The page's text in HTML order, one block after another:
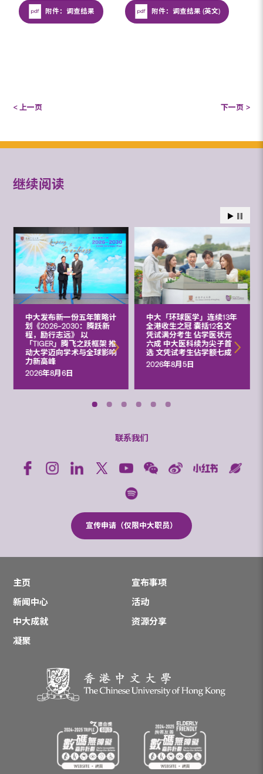
附件：调查结果 附件：调查结果 (英文)
< 上一页 下一页 >
继续阅读
中大发布新一份五年策略计
划《2026‒2030：腾跃新
程，励行志远》 以
「TIGER」腾飞之跃框架 推
动大学迈向学术与全球影响
力新高峰
2026年8月6日
中大「环球医学」连续13年
全港收生之冠 囊括12名文
凭试满分考生 佔学医状元
六成 中大医科续为尖子首
选 文凭试考生佔学额七成
2026年8月5日
联系我们
宣传申请（仅限中大职员）
主页
宣布事项
新闻中心
活动
中大成就
资源分享
凝聚